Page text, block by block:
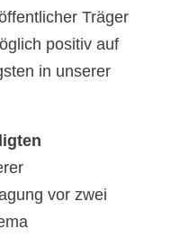
Träger
positiv auf
in unserer
vor zwei